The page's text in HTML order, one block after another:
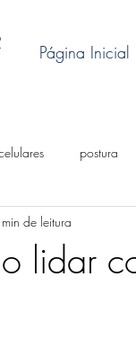
Página Inicial
postura
costas
lidar
de leitura